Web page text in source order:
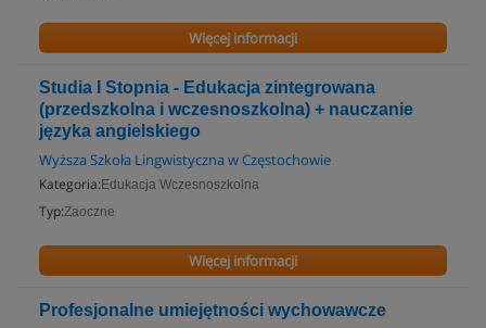
Więcej informacji
Studia I Stopnia - Edukacja zintegrowana
(przedszkolna i wczesnoszkolna) + nauczanie
języka angielskiego
Wyższa Szkoła Lingwistyczna w Częstochowie
Kategoria: Edukacja Wczesnoszkolna
Typ:Zaoczne
Więcej informacji
Profesjonalne umiejętności wychowawcze